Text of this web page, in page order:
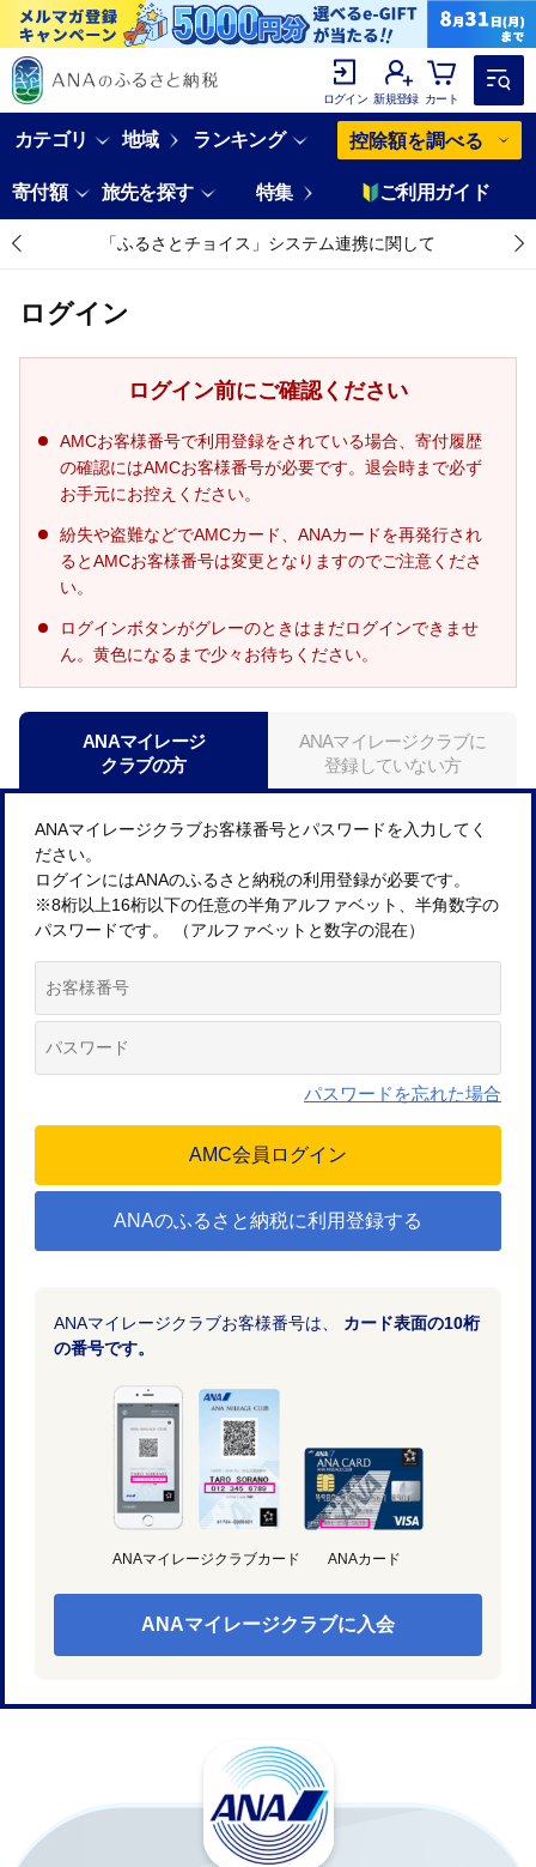
ログイン 新規登録 カート
カテゴリ 地域 ランキング 控除額を調べる
寄付額 旅先を探す 特集 ご利用ガイド
「ふるさとチョイス」システム連携に関して
ログイン
ログイン前にご確認ください
AMCお客様番号で利用登録をされている場合、寄付履歴
の確認にはAMCお客様番号が必要です。退会時まで必ず
お手元にお控えください。
紛失や盗難などでAMCカード、ANAカードを再発行され
るとAMCお客様番号は変更となりますのでご注意くださ
い。
ログインボタンがグレーのときはまだログインできませ
ん。黄色になるまで少々お待ちください。
ANAマイレージ
クラブの方
ANAマイレージクラブに
登録していない方
ANAマイレージクラブお客様番号とパスワードを入力してく
ださい。
ログインにはANAのふるさと納税の利用登録が必要です。
※8桁以上16桁以下の任意の半角アルファベット、半角数字の
パスワードです。 （アルファベットと数字の混在）
パスワードを忘れた場合
ANAのふるさと納税に利用登録する
ANAマイレージクラブお客様番号は、 カード表面の10桁
の番号です。
ANAマイレージクラブカード ANAカード
ANAマイレージクラブに入会